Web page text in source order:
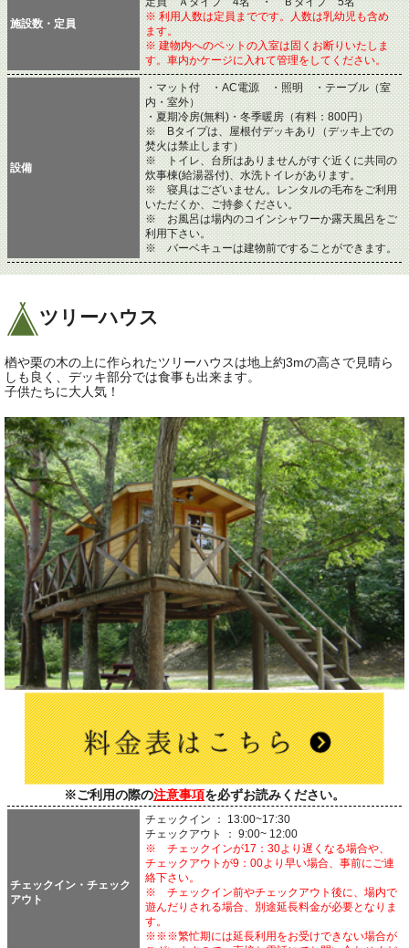
施設数・定員
※ 利用人数は定員までです。人数は乳幼児も含め
ます。
※ 建物内へのペットの入室は固くお断りいたしま
す。車内かケージに入れて管理をしてください。
設備
・マット付 ・AC電源 ・照明 ・テーブル（室
内・室外）
・夏期冷房(無料)・冬季暖房（有料：800円）
※ Bタイプは、屋根付デッキあり（デッキ上での
焚火は禁止します）
※ トイレ、台所はありませんがすぐ近くに共同の
炊事棟(給湯器付)、水洗トイレがあります。
※ 寝具はございません。レンタルの毛布をご利用
いただくか、ご持参ください。
※ お風呂は場内のコインシャワーか露天風呂をご
利用下さい。
※ バーベキューは建物前ですることができます。
ツリーハウス
楢や栗の木の上に作られたツリーハウスは地上約3mの高さで見晴ら
しも良く、デッキ部分では食事も出来ます。
子供たちに大人気！
※ご利用の際の注意事項を必ずお読みください。
チェックイン・チェック
アウト
チェックイン ： 13:00~17:30
チェックアウト ： 9:00~ 12:00
※ チェックインが17：30より遅くなる場合や、
チェックアウトが9：00より早い場合、事前にご連
絡下さい。
※ チェックイン前やチェックアウト後に、場内で
遊んだりされる場合、別途延長料金が必要となりま
す。
※※※繁忙期には延長利用をお受けできない場合が